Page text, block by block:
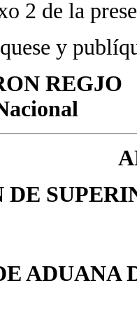
2 de la
y
REGJO
ADUANA